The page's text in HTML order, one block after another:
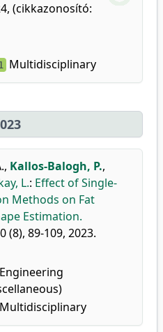
(cikkazonosító:
Multidisciplinary
, Kallos-Balogh, P.,
L.: Effect of Single-
Methods on Fat
Estimation.
(8), 89-109, 2023.